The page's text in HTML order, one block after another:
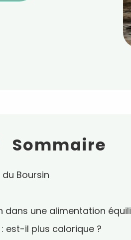
Sommaire
Boursin
dans une alimentation
est-il plus calorique ?